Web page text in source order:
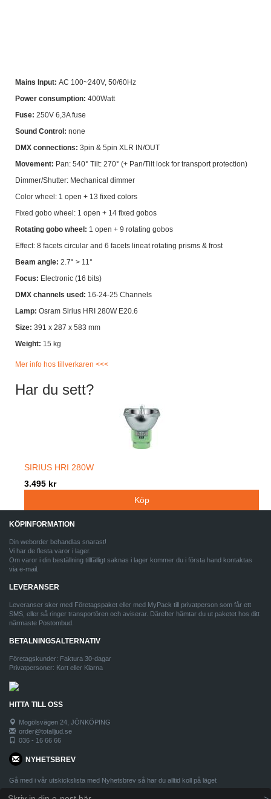
Mains Input: AC 100~240V, 50/60Hz
Power consumption: 400Watt
Fuse: 250V 6,3A fuse
Sound Control: none
DMX connections: 3pin & 5pin XLR IN/OUT
Movement: Pan: 540° Tilt: 270° (+ Pan/Tilt lock for transport protection)
Dimmer/Shutter: Mechanical dimmer
Color wheel: 1 open + 13 fixed colors
Fixed gobo wheel: 1 open + 14 fixed gobos
Rotating gobo wheel: 1 open + 9 rotating gobos
Effect: 8 facets circular and 6 facets lineat rotating prisms & frost
Beam angle: 2.7° > 11°
Focus: Electronic (16 bits)
DMX channels used: 16-24-25 Channels
Lamp: Osram Sirius HRI 280W E20.6
Size: 391 x 287 x 583 mm
Weight: 15 kg
Mer info hos tillverkaren <<<
Har du sett?
SIRIUS HRI 280W
3.495 kr
KÖPINFORMATION
Din weborder behandlas snarast!
Vi har de flesta varor i lager.
Om varor i din beställning tillfälligt saknas i lager kommer du i första hand kontaktas
via e-mail.
LEVERANSER
Leveranser sker med Företagspaket eller med MyPack till privatperson som får ett
SMS, eller så ringer transportören och aviserar. Därefter hämtar du ut paketet hos ditt
närmaste Postombud.
BETALNINGSALTERNATIV
Företagskunder: Faktura 30-dagar
Privatpersoner: Kort eller Klarna
HITTA TILL OSS
Mogölsvägen 24, JÖNKÖPING
order@totalljud.se
036 - 16 66 66
NYHETSBREV
Gå med i vår utskickslista med Nyhetsbrev så har du alltid koll på läget